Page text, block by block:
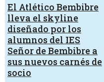
El Atlético Bembibre
lleva el skyline
diseñado por los
alumnos del IES
Señor de Bembibre a
sus nuevos carnés de
socio